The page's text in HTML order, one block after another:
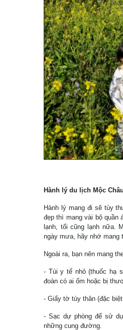
Hành lý du lịch Mộc Châu
Hành lý mang đi sẽ tùy
đẹp thì mang vài bộ
lạnh, tối cũng lạnh nữa.
ngày mưa, hãy nhớ mang
Ngoài ra, bạn nên mang
- Túi y tế nhỏ (thuốc hạ
đoàn có ai ốm hoặc bị
- Giấy tờ tùy thân (đặc
- Sạc dự phòng để sử
những cung đường.